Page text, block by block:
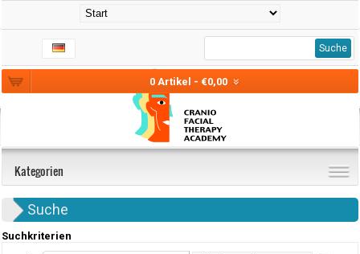
0 Artikel - €0,00
Suche
Kategorien
Suche
Suchkriterien